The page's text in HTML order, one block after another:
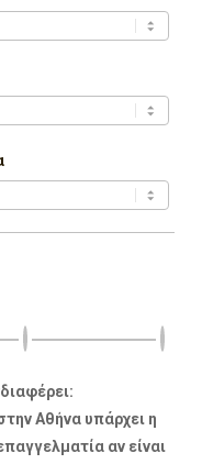
Αθήνα υπάρχει η
αν είναι